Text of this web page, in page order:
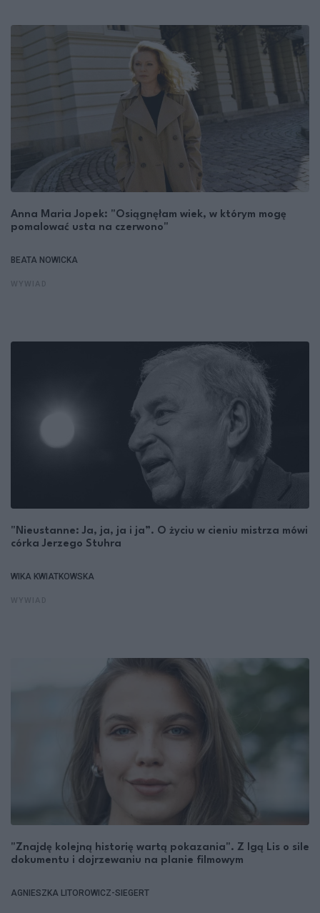
Anna Maria Jopek: "Osiągnęłam wiek, w którym mogę
pomalować usta na czerwono"
BEATA NOWICKA
"Nieustanne: Ja, ja, ja i ja”. O życiu w cieniu mistrza mówi
córka Jerzego Stuhra
WIKA KWIATKOWSKA
"Znajdę kolejną historię wartą pokazania". Z Igą Lis o sile
dokumentu i dojrzewaniu na planie filmowym
AGNIESZKA LITOROWICZ-SIEGERT